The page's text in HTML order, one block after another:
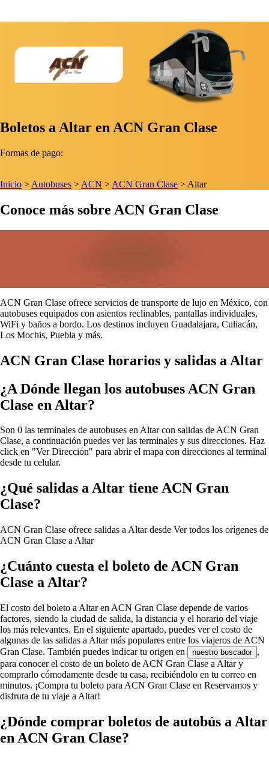
Boletos a Altar en ACN Gran Clase
Formas de pago:
Inicio > Autobuses > ACN > ACN Gran Clase > Altar
Conoce más sobre ACN Gran Clase
ACN Gran Clase ofrece servicios de transporte de lujo en México, con
autobuses equipados con asientos reclinables, pantallas individuales,
WiFi y baños a bordo. Los destinos incluyen Guadalajara, Culiacán,
Los Mochis, Puebla y más.
ACN Gran Clase horarios y salidas a Altar
¿A Dónde llegan los autobuses ACN Gran
Clase en Altar?
Son 0 las terminales de autobuses en Altar con salidas de ACN Gran
Clase, a continuación puedes ver las terminales y sus direcciones. Haz
click en "Ver Dirección" para abrir el mapa con direcciones al terminal
desde tu celular.
¿Qué salidas a Altar tiene ACN Gran
Clase?
ACN Gran Clase ofrece salidas a Altar desde Ver todos los orígenes de
ACN Gran Clase a Altar
¿Cuánto cuesta el boleto de ACN Gran
Clase a Altar?
El costo del boleto a Altar en ACN Gran Clase depende de varios
factores, siendo la ciudad de salida, la distancia y el horario del viaje
los más relevantes. En el siguiente apartado, puedes ver el costo de
algunas de las salidas a Altar más populares entre los viajeros de ACN
Gran Clase. También puedes indicar tu origen en
nuestro buscador ,
para conocer el costo de un boleto de ACN Gran Clase a Altar y
comprarlo cómodamente desde tu casa, recibiéndolo en tu correo en
minutos. ¡Compra tu boleto para ACN Gran Clase en Reservamos y
disfruta de tu viaje a Altar!
¿Dónde comprar boletos de autobús a Altar
en ACN Gran Clase?